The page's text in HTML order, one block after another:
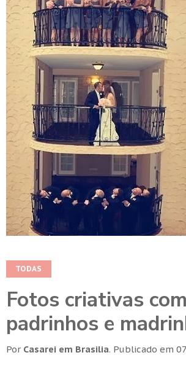
TODAS
Fotos criativas
padrinhos e
Por Casarei em Brasilia. Publicado em